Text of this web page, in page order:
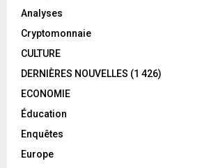
Analyses
Cryptomonnaie
CULTURE
DERNIÈRES NOUVELLES (1 426)
ECONOMIE
Éducation
Enquêtes
Europe